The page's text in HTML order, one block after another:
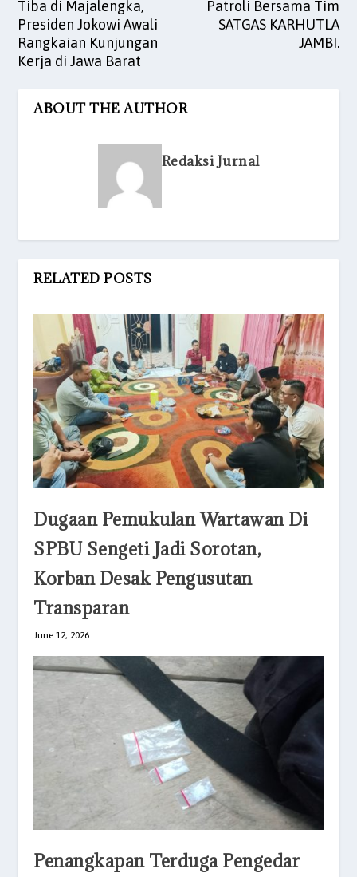
Tiba di Majalengka,
Presiden Jokowi Awali
Rangkaian Kunjungan
Kerja di Jawa Barat
Patroli Bersama Tim
SATGAS KARHUTLA
JAMBI.
ABOUT THE AUTHOR
Redaksi Jurnal
RELATED POSTS
Dugaan Pemukulan Wartawan Di
SPBU Sengeti Jadi Sorotan,
Korban Desak Pengusutan
Transparan
June 12, 2026
Penangkapan Terduga Pengedar